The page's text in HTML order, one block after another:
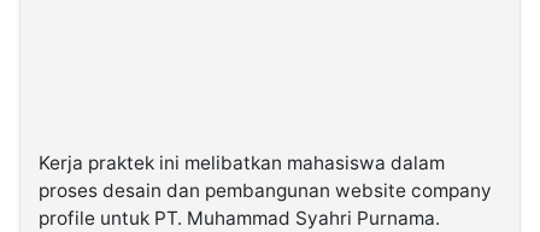
Kerja praktek ini melibatkan mahasiswa dalam
proses desain dan pembangunan website company
profile untuk PT. Muhammad Syahri Purnama.